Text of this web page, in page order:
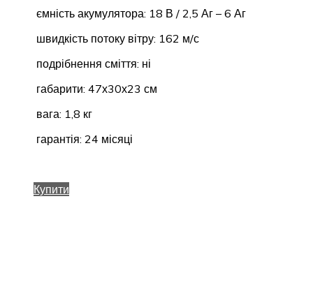
ємність акумулятора: 18 В / 2,5 Аг – 6 Аг
швидкість потоку вітру: 162 м/с
подрібнення сміття: ні
габарити: 47х30х23 см
вага: 1,8 кг
гарантія: 24 місяці
Купити